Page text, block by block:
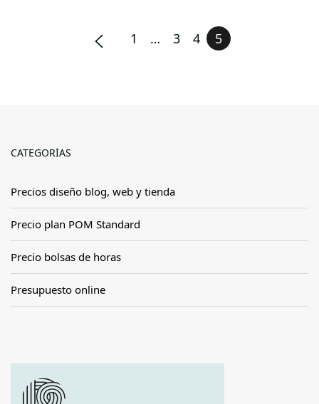
1 … 3 4 5
CATEGORÍAS
Precios diseño blog, web y tienda
Precio plan POM Standard
Precio bolsas de horas
Presupuesto online